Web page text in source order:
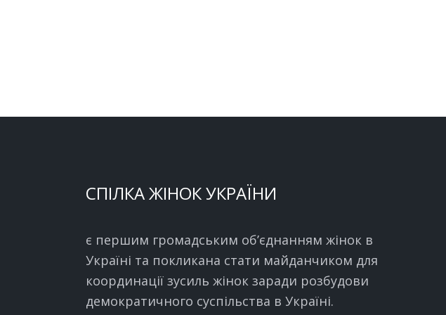
СПІЛКА ЖІНОК УКРАЇНИ
є першим громадським об’єднанням жінок в
Україні та покликана стати майданчиком для
координації зусиль жінок заради розбудови
демократичного суспільства в Україні.